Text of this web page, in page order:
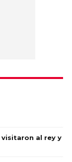
visitaron al rey y